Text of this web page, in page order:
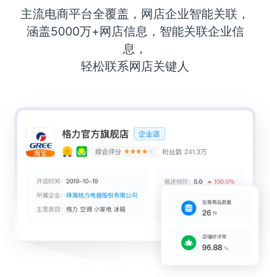
主流电商平台全覆盖，网店企业智能关联，
涵盖5000万+网店信息，智能关联企业信
息，
轻松联系网店关键人